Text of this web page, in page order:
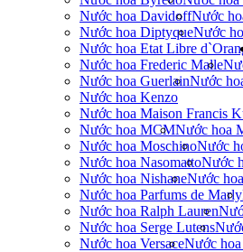
Nước hoa DavidoffNước
Nước hoa DiptyqueNước
Nước hoa Etat Libre
Nước hoa Frederic Malle
Nước hoa GuerlainNước
Nước hoa Kenzo
Nước hoa Maison Francis
Nước hoa MCMNước hoa
Nước hoa MoschinoNước
Nước hoa NasomattoNước
Nước hoa NishaneNước
Nước hoa Parfums de Marly
Nước hoa Ralph Lauren
Nước hoa Serge Lutens
Nước hoa VersaceNước